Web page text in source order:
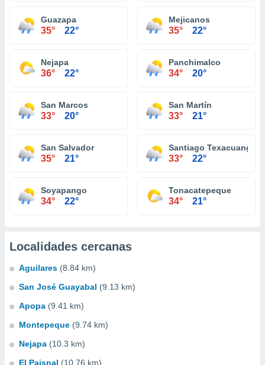
Guazapa
35° 22°
Mejicanos
35° 22°
Nejapa
36° 22°
Panchimalco
34° 20°
San Marcos
33° 20°
San Martín
33° 21°
San Salvador
35° 21°
Santiago Texacuangos
33° 22°
Soyapango
34° 22°
Tonacatepeque
34° 21°
Localidades cercanas
Aguilares (8.84 km)
San José Guayabal (9.13 km)
Apopa (9.41 km)
Montepeque (9.74 km)
Nejapa (10.3 km)
El Paisnal (10.76 km)